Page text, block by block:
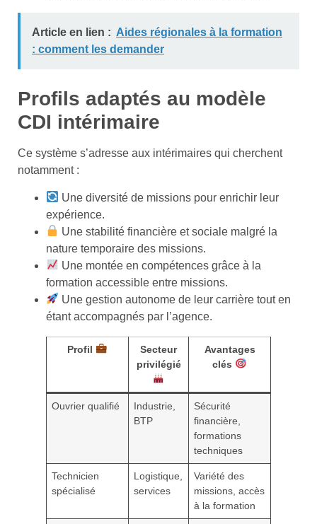
Article en lien : Aides régionales à la formation
: comment les demander
Profils adaptés au modèle
CDI intérimaire
Ce système s’adresse aux intérimaires qui cherchent
notamment :
Une diversité de missions pour enrichir leur
expérience.
Une stabilité financière et sociale malgré la
nature temporaire des missions.
Une montée en compétences grâce à la
formation accessible entre missions.
Une gestion autonome de leur carrière tout en
étant accompagnés par l’agence.
Profil
Secteur
privilégié
Avantages
clés
Ouvrier qualifié
Industrie,
BTP
Sécurité
financière,
formations
techniques
Technicien
spécialisé
Logistique,
services
Variété des
missions, accès
à la formation